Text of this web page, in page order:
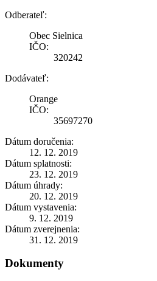
Odberateľ:
Obec Sielnica
IČO:
320242
Dodávateľ:
Orange
IČO:
35697270
Dátum doručenia:
12. 12. 2019
Dátum splatnosti:
23. 12. 2019
Dátum úhrady:
20. 12. 2019
Dátum vystavenia:
9. 12. 2019
Dátum zverejnenia:
31. 12. 2019
Dokumenty